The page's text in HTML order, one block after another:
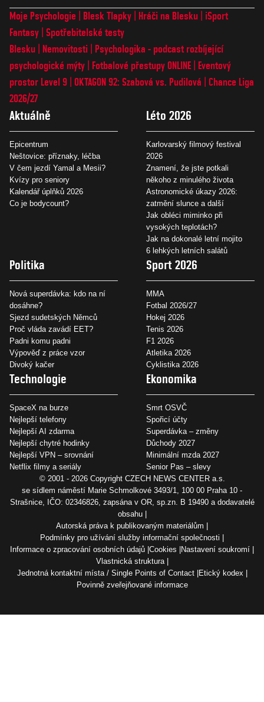
Moje Psychologie Blesk Tlapky Hráči na Blesku
iSport
Fantasy Spotřebitelské testy
Blesku
Nemovitosti
Psychologika - podcast rozbíjející
psychologické mýty
Fotbalové přestupy ONLINE
Eventový
prostor Level 9 OKTAGON 92: Szabová vs. Pudilová
Chance Liga
2026/27
Aktuálně
Epicentrum
Neštovice: příznaky, léčba
V čem jezdí Yamal a Mesii?
Kvízy pro seniory
Kalendář úplňků 2026
Co je bodycount?
Léto 2026
Karlovarský filmový festival
2026
Znamení, že jste potkali
někoho z minulého života
Astronomické úkazy 2026:
zatmění slunce a další
Jak obléci miminko při
vysokých teplotách?
Jak na dokonalé letní mojito
6 lehkých letních salátů
Politika
Nová superdávka: kdo na ní
dosáhne?
Sjezd sudetských Němců
Proč vláda zavádí EET?
Padni komu padni
Výpověď z práce vzor
Divoký kačer
Sport 2026
MMA
Fotbal 2026/27
Hokej 2026
Tenis 2026
F1 2026
Atletika 2026
Cyklistika 2026
Technologie
SpaceX na burze
Nejlepší telefony
Nejlepší AI zdarma
Nejlepší chytré hodinky
Nejlepší VPN – srovnání
Netflix filmy a seriály
Ekonomika
Smrt OSVČ
Spořicí účty
Superdávka – změny
Důchody 2027
Minimální mzda 2027
Senior Pas – slevy
© 2001 - 2026 Copyright CZECH NEWS CENTER a.s.
se sídlem náměstí Marie Schmolkové 3493/1, 100 00 Praha 10 -
Strašnice, IČO: 02346826, zapsána v OR, sp.zn. B 19490 a dodavatelé
obsahu
Autorská práva k publikovaným materiálům
Podmínky pro užívání služby informační společnosti
Informace o zpracování osobních údajů Cookies Nastavení soukromí
Vlastnická struktura
Jednotná kontaktní místa / Single Points of Contact Etický kodex
Povinně zveřejňované informace